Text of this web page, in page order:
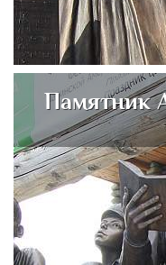
Памятник